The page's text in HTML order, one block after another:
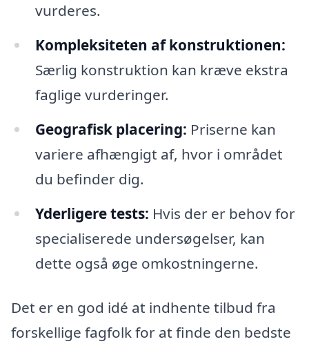
vurderes.
Kompleksiteten af konstruktionen:
Særlig konstruktion kan kræve ekstra
faglige vurderinger.
Geografisk placering: Priserne kan
variere afhængigt af, hvor i området
du befinder dig.
Yderligere tests: Hvis der er behov for
specialiserede undersøgelser, kan
dette også øge omkostningerne.
Det er en god idé at indhente tilbud fra
forskellige fagfolk for at finde den bedste